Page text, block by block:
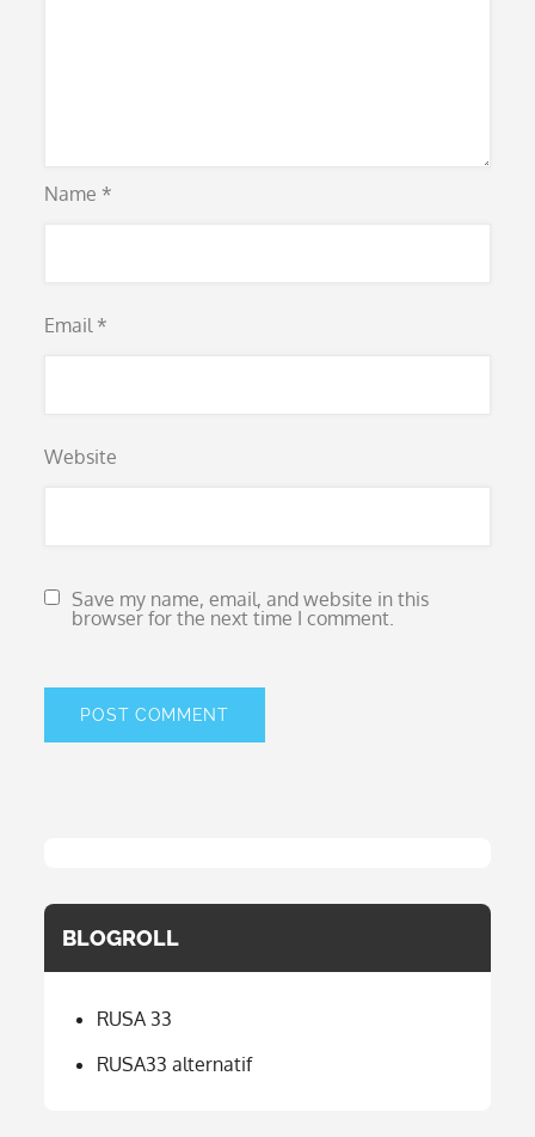
Name *
Email *
Website
Save my name, email, and website in this
browser for the next time I comment.
BLOGROLL
RUSA 33
RUSA33 alternatif